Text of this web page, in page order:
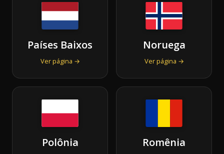
Países Baixos
Ver página →
Noruega
Ver página →
Polônia Romênia